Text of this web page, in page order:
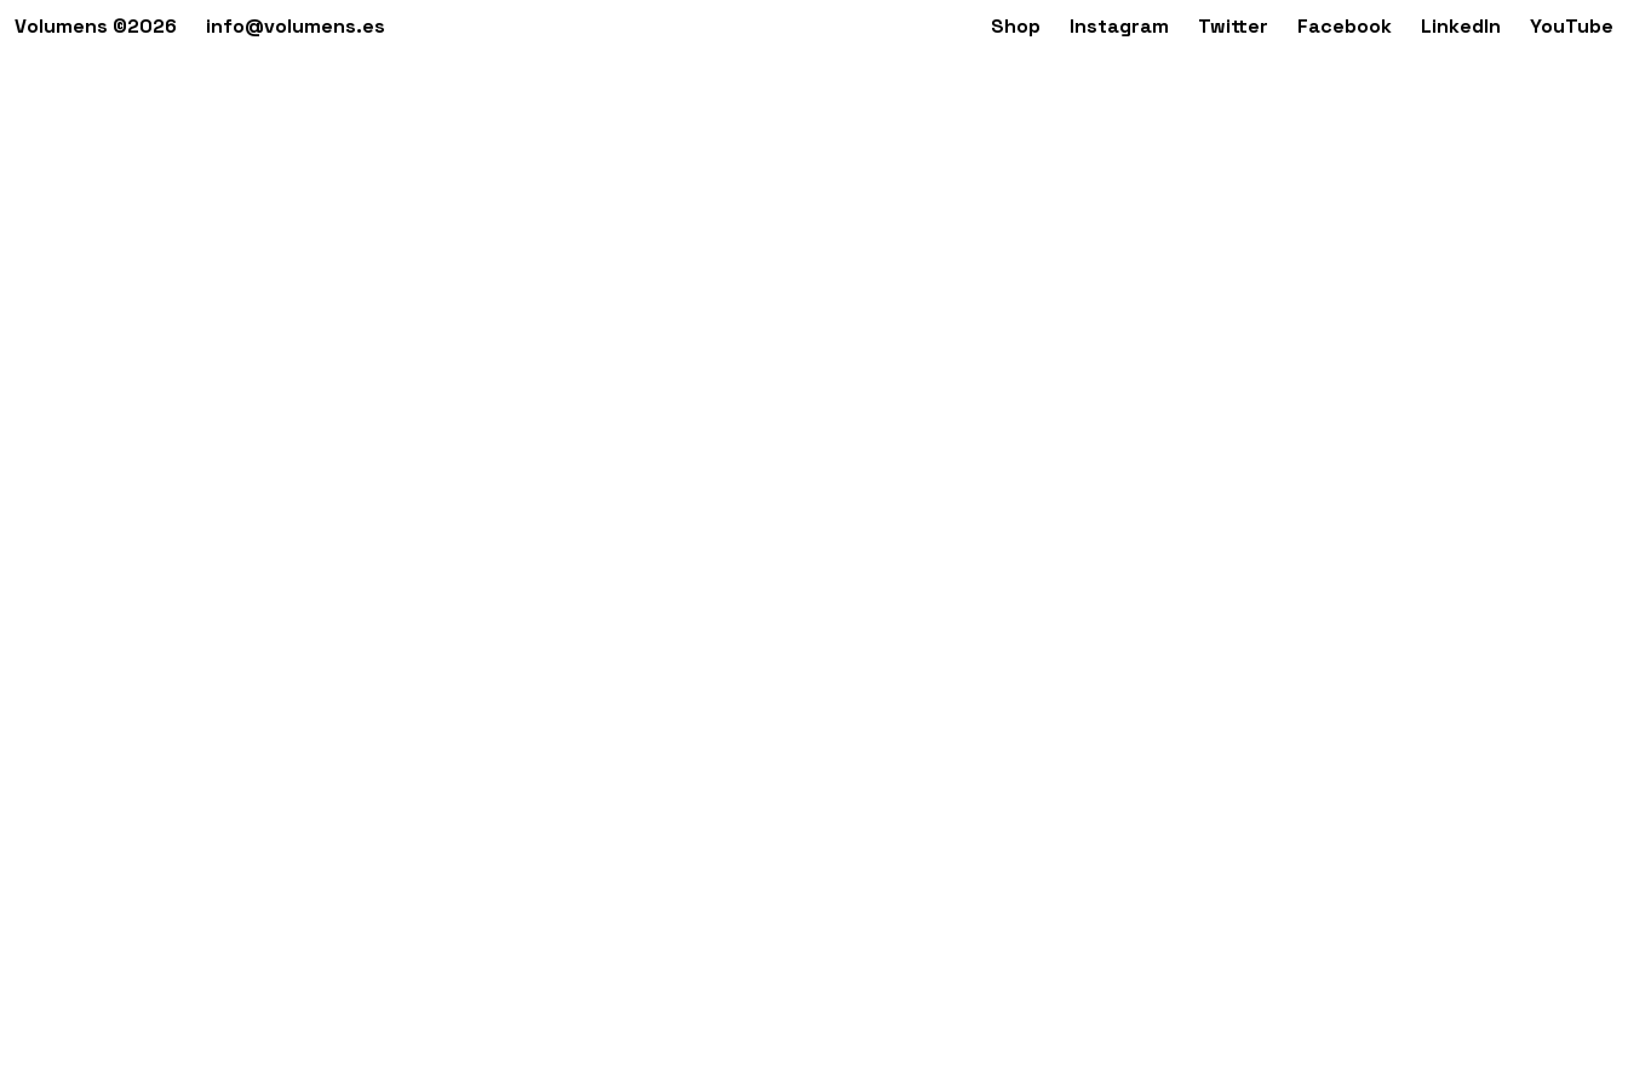
Volumens ©2026 info@volumens.es Shop Instagram Twitter Facebook LinkedIn YouTube